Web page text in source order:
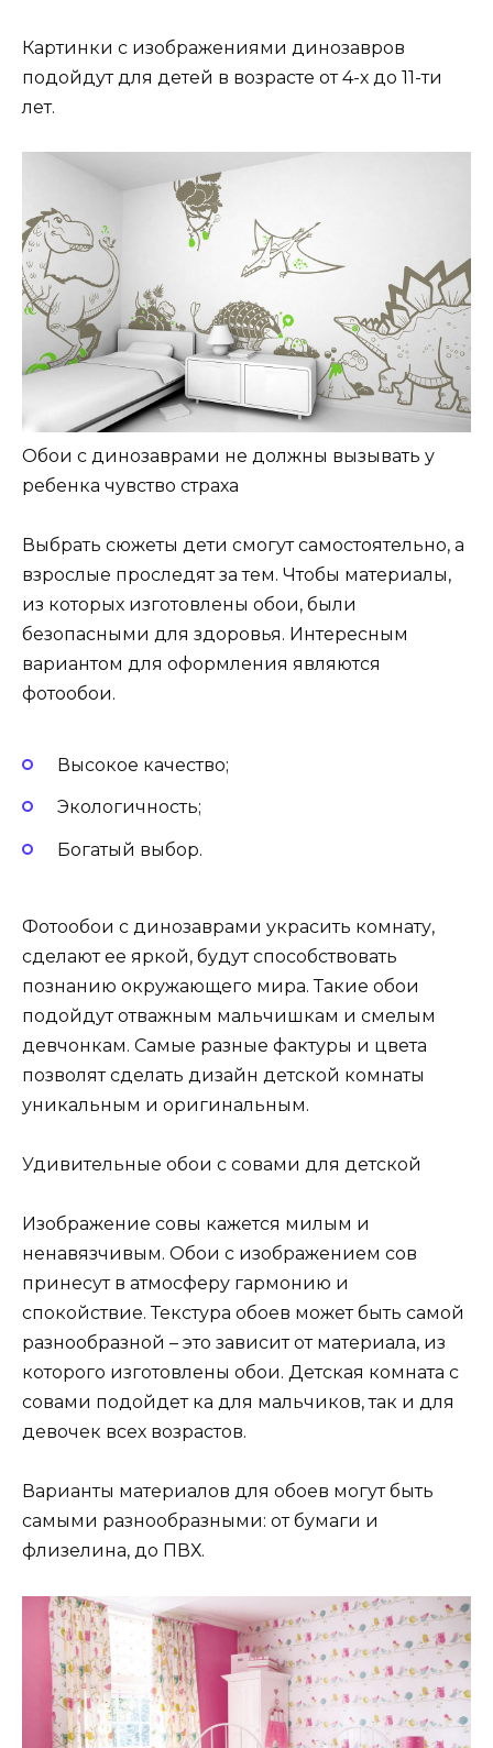
Картинки с изображениями динозавров
подойдут для детей в возрасте от 4-х до 11-ти
лет.
Обои с динозаврами не должны вызывать у
ребенка чувство страха
Выбрать сюжеты дети смогут самостоятельно, а
взрослые проследят за тем. Чтобы материалы,
из которых изготовлены обои, были
безопасными для здоровья. Интересным
вариантом для оформления являются
фотообои.
Высокое качество;
Экологичность;
Богатый выбор.
Фотообои с динозаврами украсить комнату,
сделают ее яркой, будут способствовать
познанию окружающего мира. Такие обои
подойдут отважным мальчишкам и смелым
девчонкам. Самые разные фактуры и цвета
позволят сделать дизайн детской комнаты
уникальным и оригинальным.
Удивительные обои с совами для детской
Изображение совы кажется милым и
ненавязчивым. Обои с изображением сов
принесут в атмосферу гармонию и
спокойствие. Текстура обоев может быть самой
разнообразной – это зависит от материала, из
которого изготовлены обои. Детская комната с
совами подойдет ка для мальчиков, так и для
девочек всех возрастов.
Варианты материалов для обоев могут быть
самыми разнообразными: от бумаги и
флизелина, до ПВХ.